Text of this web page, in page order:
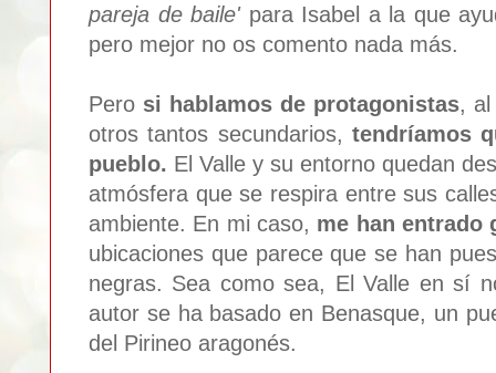
pareja de baile' para Isabel a la que
pero mejor no os comento nada más.
Pero si hablamos de protagonistas,
otros tantos secundarios,tendríamos
pueblo. El Valle y su entorno quedan
atmósfera que se respira entre sus
ambiente. En mi caso, me han entrado
ubicaciones que parece que se han
negras. Sea como sea, El Valle en sí
autor se ha basado en Benasque, un
del Pirineo aragonés.